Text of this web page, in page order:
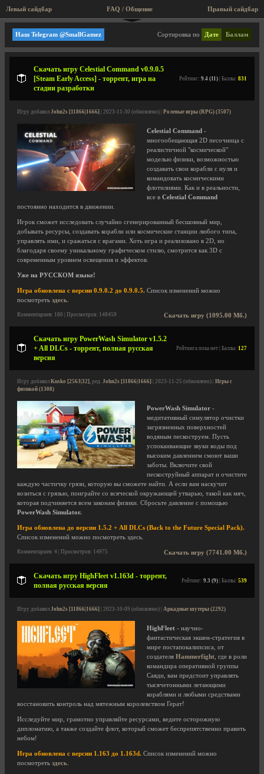
Левый сайдбар Правый сайдбар
FAQ / Общение
Игры с физикой
Сортировка по Дате Баллам
Наш Telegram @SmallGamez
Скачать игру Celestial Command v0.9.0.5
[Steam Early Access] - торрент, игра на
стадии разработки
Рейтинг: 9.4 (11) | Баллы: 831
Игру добавил John2s [11866|1666] | 2023-11-30 (обновлено) | Ролевые игры (RPG) (3507)
Celestial Command -
многообещающая 2D песочница с
реалистичной "космической"
моделью физики, возможностью
создавать свои корабли с нуля и
командовать космическими
флотилиями. Как и в реальности,
все в Celestial Command
постоянно находится в движении.
Игрок сможет исследовать случайно сгенерированный бесшовный мир,
добывать ресурсы, создавать корабли или космические станции любого типа,
управлять ими, и сражаться с врагами. Хоть игра и реализовано в 2D, но
благодаря своему уникальному графическом стилю, смотрится как 3D с
современным уровнем освещения и эффектов.
Уже на РУССКОМ языке!
Игра обновлена с версии 0.9.0.2 до 0.9.0.5. Список изменений можно
посмотреть здесь
Скачать игру (1095.00 Мб.)
Комментариев: 180 | Просмотров: 148459
Скачать игру PowerWash Simulator v1.5.2
+ All DLCs - торрент, полная русская
версия
Рейтинга пока нет | Баллы: 127
Игру добавил Kusko [2563|32], ред. John2s [11866|1666] | 2023-11-25 (обновлено) | Игры с
физикой (1308)
PowerWash Simulator -
медитативный симулятор очистки
загрязненных поверхностей
водяным пескоструем. Пусть
успокаивающие звуки воды под
высоким давлением смоют ваши
заботы. Включите свой
пескоструйный аппарат и очистите
каждую частичку грязи, которую вы сможете найти. А если вам наскучит
возиться с грязью, поиграйте со всяческой окружающей утварью, такой как мяч,
которая подчиняется всем законам физики. Сбросьте давление с помощью
PowerWash Simulator.
Игра обновлена до версии 1.5.2 + All DLCs (Back to the Future Special Pack).
Список изменений можно посмотреть здесь.
Скачать игру (7741.00 Мб.)
Комментариев: 4 | Просмотров: 14975
Скачать игру HighFleet v1.163d - торрент,
полная русская версия
Рейтинг: 9.3 (9) | Баллы: 539
Игру добавил John2s [11866|1666] | 2023-10-09 (обновлено) | Аркадные шутеры (2292)
HighFleet - научно-
фантастическая экшен-стратегия в
мире постапокалипсиса, от
создателя Hammerfight , где в роли
командира оперативной группы
Саяди, вам предстоит управлять
тысячетонными летающими
кораблями и любыми средствами
восстановить контроль над мятежным королевством Герат!
Исследуйте мир, грамотно управляйте ресурсами, ведите осторожную
дипломатию, а также создайте флот, который сможет беспрепятственно править
небом!
Игра обновлена с версии 1.163 до 1.163d. Список изменений можно
посмотреть здесь